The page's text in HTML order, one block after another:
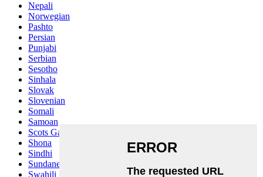
Nepali
Norwegian
Pashto
Persian
Punjabi
Serbian
Sesotho
Sinhala
Slovak
Slovenian
Somali
Samoan
Scots Gaelic
Shona
Sindhi
Sundanese
Swahili